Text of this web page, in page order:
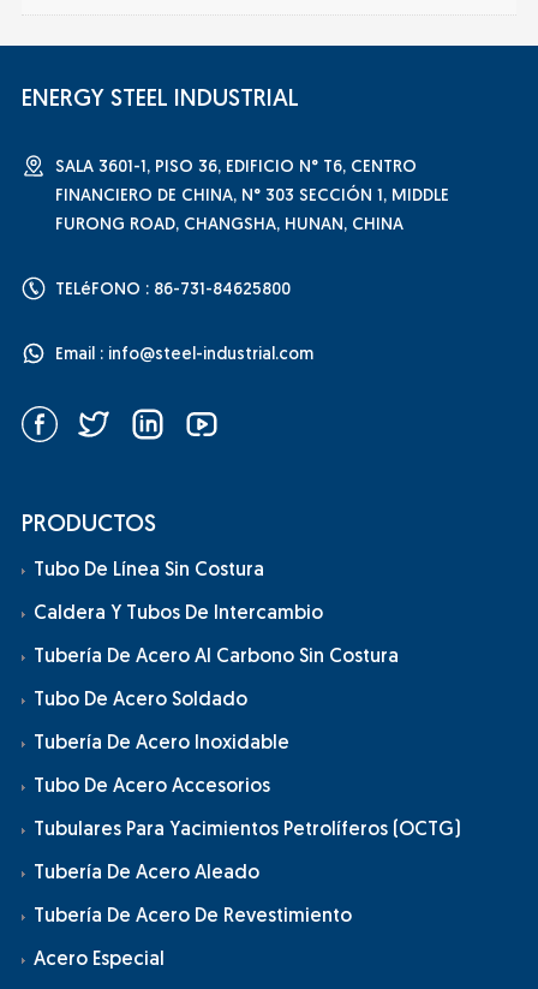
ENERGY STEEL INDUSTRIAL
SALA 3601-1, PISO 36, EDIFICIO N° T6, CENTRO
FINANCIERO DE CHINA, N° 303 SECCIÓN 1, MIDDLE
FURONG ROAD, CHANGSHA, HUNAN, CHINA
TELéFONO : 86-731-84625800
Email : info@steel-industrial.com
PRODUCTOS
Tubo De Línea Sin Costura
Caldera Y Tubos De Intercambio
Tubería De Acero Al Carbono Sin Costura
Tubo De Acero Soldado
Tubería De Acero Inoxidable
Tubo De Acero Accesorios
Tubulares Para Yacimientos Petrolíferos (OCTG)
Tubería De Acero Aleado
Tubería De Acero De Revestimiento
Acero Especial